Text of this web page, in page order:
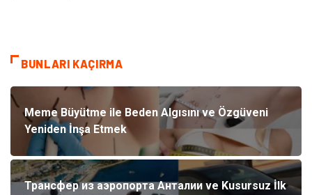
BUNLARI KAÇIRMA
Meme Büyütme ile Beden Algısını ve Özgüveni
Yeniden İnşa Etmek
Трансфер из аэропорта Анталии ve Kusursuz İlk